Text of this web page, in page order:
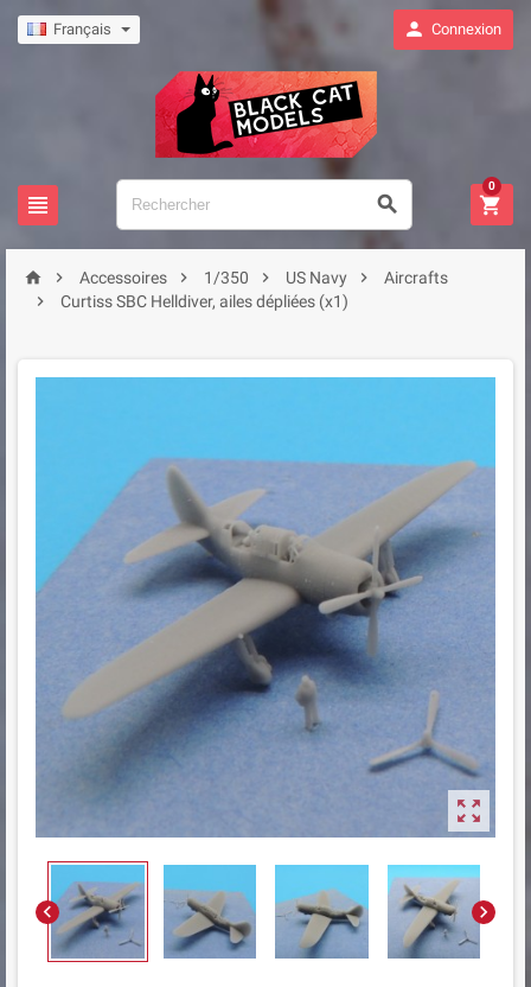
Français  Connexion
  
0
  Accessoires  1/350  US Navy 
Aircrafts

Curtiss SBC Helldiver, ailes dépliées (x1)

 